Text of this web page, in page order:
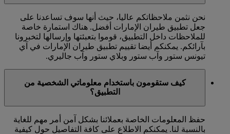
نحن نثمن ملاحظاتكم عاليا، حيث أنها سوف تساعدنا على
جعل تطبيق طيران الإمارات أفضل. هناك استمارة خاصة
للملاحظات داخل التطبيق، قوموا بتعبئتها وإرسالها لتخبرونا
بآرائكم. يمكنكم أيضا تقييم تطبيق طيران الإمارات في آي
تيونس ستور وآب ستور وبلاي ستور وآب جاليري.
كيف ستقومون باستخدام معلوماتي الشخصية من
التطبيق؟
حفظ المعلومات الخاصة بعملائنا بشكل آمن أمر مهم للغاية
بالنسبة لنا. يمكنكم الاطلاع على كافة التفاصيل حول كيفية